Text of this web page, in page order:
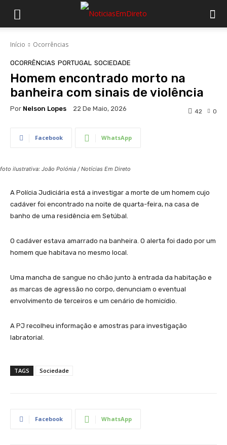
Início Ocorrências
OCORRÊNCIAS PORTUGAL SOCIEDADE
Homem encontrado morto na
banheira com sinais de violência
Por Nelson Lopes 22 De Maio, 2026 0
42
Facebook WhatsApp
foto ilustrativa: João Polónia / Notícias Em Direto
A Polícia Judiciária está a investigar a morte de um homem cujo
cadáver foi encontrado na noite de quarta-feira, na casa de
banho de uma residência em Setúbal.
O cadáver estava amarrado na banheira. O alerta foi dado por um
homem que habitava no mesmo local.
Uma mancha de sangue no chão junto à entrada da habitação e
as marcas de agressão no corpo, denunciam o eventual
envolvimento de terceiros e um cenário de homicídio.
A PJ recolheu informação e amostras para investigação
labratorial.
TAGS Sociedade
Facebook WhatsApp